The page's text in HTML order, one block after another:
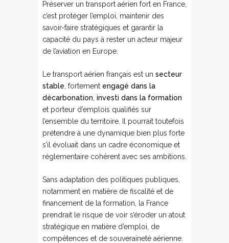
Préserver un transport aérien fort en France,
c’est protéger l’emploi, maintenir des
savoir-faire stratégiques et garantir la
capacité du pays à rester un acteur majeur
de l’aviation en Europe.
Le transport aérien français est un secteur
stable , fortement engagé dans la
décarbonation investi dans la formation
et porteur d’emplois qualifiés sur
l’ensemble du territoire. Il pourrait toutefois
prétendre à une dynamique bien plus forte
s’il évoluait dans un cadre économique et
réglementaire cohérent avec ses ambitions.
Sans adaptation des politiques publiques,
notamment en matière de fiscalité et de
financement de la formation, la France
prendrait le risque de voir s’éroder un atout
stratégique en matière d’emploi, de
compétences et de souveraineté aérienne.